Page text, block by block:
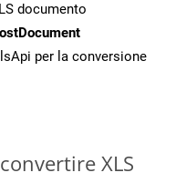
documento
per la conversione
XLS